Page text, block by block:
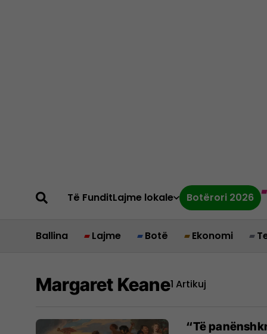
Të FunditLajme lokale Botërori 2026
Ballina Lajme Botë Ekonomi
Margaret Keane1 Artikuj
“Të